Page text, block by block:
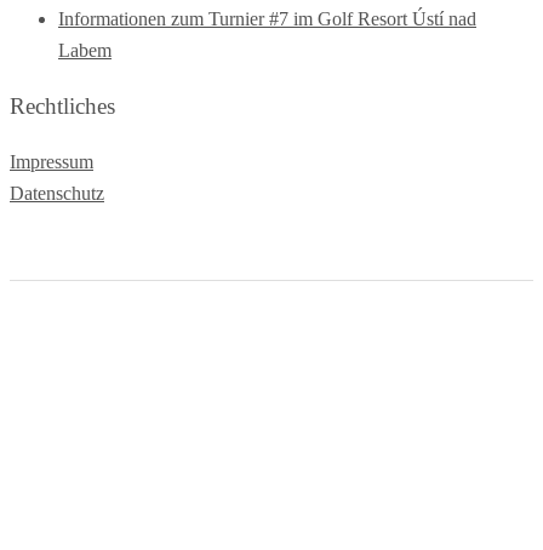
Informationen zum Turnier #7 im Golf Resort Ústí nad
Labem
Rechtliches
Impressum
Datenschutz